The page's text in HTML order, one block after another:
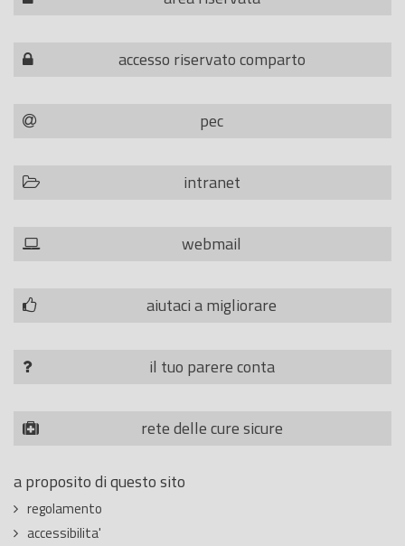
accesso riservato comparto
pec
intranet
webmail
aiutaci a migliorare
il tuo parere conta
rete delle cure sicure
a proposito di questo sito
regolamento
accessibilita'